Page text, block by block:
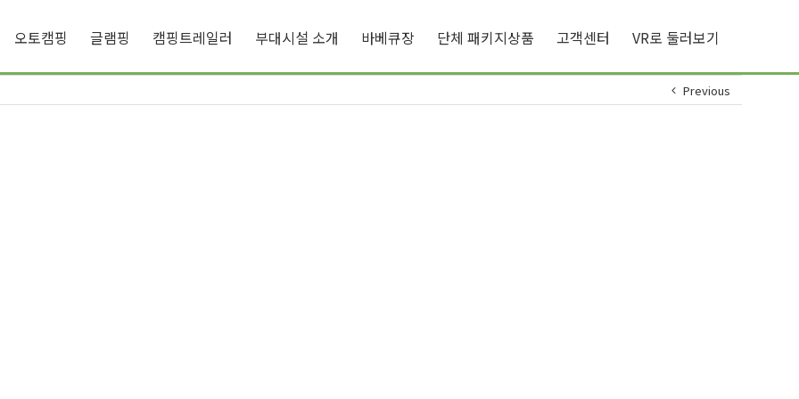
오토캠핑 글램핑 캠핑트레일러 부대시설 소개 바베큐장 단체 패키지상품 고객센터 VR로 둘러보기
Previous